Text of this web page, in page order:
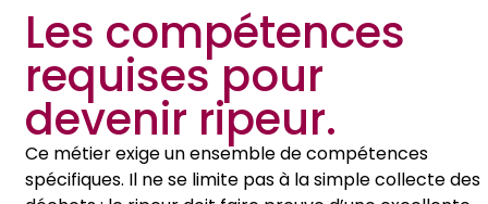
Les compétences
requises pour
devenir ripeur.
Ce métier exige un ensemble de compétences
spécifiques. Il ne se limite pas à la simple collecte des